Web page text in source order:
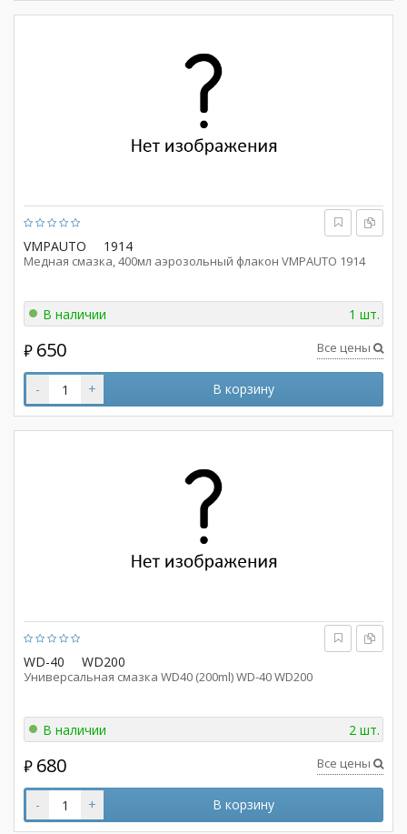
VMPAUTO 1914
Медная смазка, 400мл аэрозольный флакон VMPAUTO 1914
В наличии 1 шт.
₽ 650 Все цены
- + В корзину
WD-40 WD200
Универсальная смазка WD40 (200ml) WD-40 WD200
В наличии 2 шт.
₽ 680 Все цены
- + В корзину